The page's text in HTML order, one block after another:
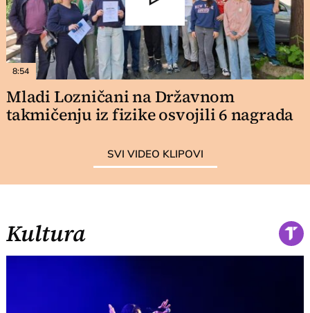
8:54
Mladi Lozničani na Državnom
takmičenju iz fizike osvojili 6 nagrada
SVI VIDEO KLIPOVI
Kultura